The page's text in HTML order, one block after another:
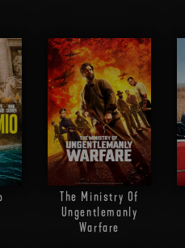
The Ministry Of
Ungentlemanly
Warfare